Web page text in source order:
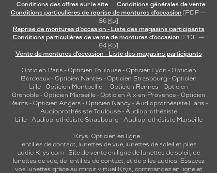
Conditions des offres sur le site
Conditions générales de vente
Conditions particulières de reprise de montures d’occasion [PDF —
86 Ko]
Reprise de montures d’occasion - Liste des magasins participants
Conditions particulières de vente de montures d’occasion [PDF —
94 Ko]
Vente de montures d’occasion - Liste des magasins participants
Opticien Paris - Opticien Toulouse- Opticien Lyon - Opticien
Bordeaux- Opticien Nantes - Opticien Strasbourg - Opticien
Lille - Opticien Montpellier - Opticien Rennes - Opticien
Grenoble - Opticien Marseille - Opticien Aix-en-Provence - Opticien
Reims - Opticien Angers - Opticien Nancy - Audioprothésiste Paris -
Audioprothésiste Toulouse- Audioprothésiste
Lille- Audioprothésiste Strasbourg - Audioprothésiste Marseille
Krys, Opticien en ligne :
lentilles de contact, lunettes de vue, lunettes de soleil et piles
audio Krys.com : Site de vente en ligne de lunettes de soleil, de
lunettes de vue, de lentilles de contact, et de piles audios. Essayez
vos lunettes grâce au miroir virtuel Krys, commandez en ligne et